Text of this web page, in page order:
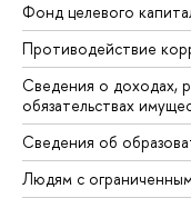
Фонд целевого
Противодействие
Сведения о доходах,
обязательствах
Сведения об
Людям с